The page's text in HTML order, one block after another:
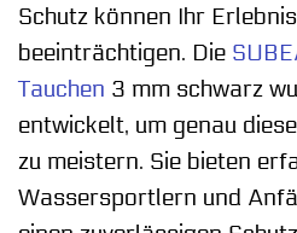
Schutz können Ihr
beeinträchtigen. Die
Tauchen 3 mm schwarz
entwickelt, um genau
zu meistern. Sie bieten
Wassersportlern und